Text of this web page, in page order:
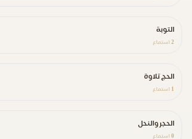
التوبة
2 استماع
الحج تلاوة
1 استماع
الحجر والنحل
0 استماع